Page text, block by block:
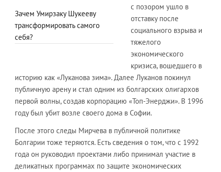
Зачем Умирзаку Шукееву
трансформировать самого
себя?
с позором ушло в
отставку после
социального взрыва и
тяжелого
экономического
кризиса, вошедшего в
историю как «Луканова зима». Далее Луканов покинул
публичную арену и стал одним из болгарских олигархов
первой волны, создав корпорацию «Топ-Энерджи». В 1996
году был убит возле своего дома в Софии.
После этого следы Мирчева в публичной политике
Болгарии тоже теряются. Есть сведения о том, что с 1992
года он руководил проектами либо принимал участие в
деликатных программах по защите экономических